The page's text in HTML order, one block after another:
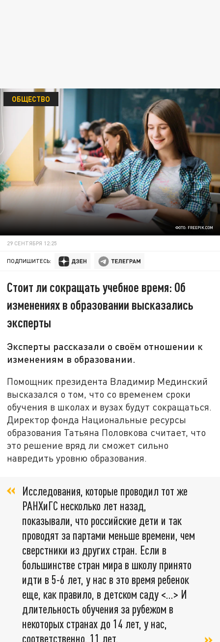
ФОТО: FREEPIK.COM
ОБЩЕСТВО
29 СЕНТЯБРЯ 12:25
ПОДПИШИТЕСЬ:
Стоит ли сокращать учебное время: Об
изменениях в образовании высказались
эксперты
Эксперты рассказали о своём отношении к
изменениям в образовании.
Помощник президента Владимир Мединский
высказался о том, что со временем сроки
обучения в школах и вузах будут сокращаться.
Директор фонда Национальные ресурсы
образования Татьяна Половкова считает, что
это решение вряд ли сможет сильно
навредить уровню образования.
Исследования, которые проводил тот же
РАНХиГС несколько лет назад,
показывали, что российские дети и так
проводят за партами меньше времени, чем
сверстники из других стран. Если в
большинстве стран мира в школу принято
идти в 5-6 лет, у нас в это время ребенок
еще, как правило, в детском саду <…> И
длительность обучения за рубежом в
некоторых странах до 14 лет, у нас,
соответственно, 11 лет,